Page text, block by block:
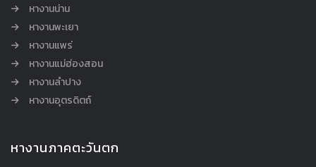
หางานน่าน
หางานพะเยา
หางานแพร่
หางานแม่ฮ่องสอน
หางานลำปาง
หางานอุตรดิตถ์
หางานภาคตะวันตก